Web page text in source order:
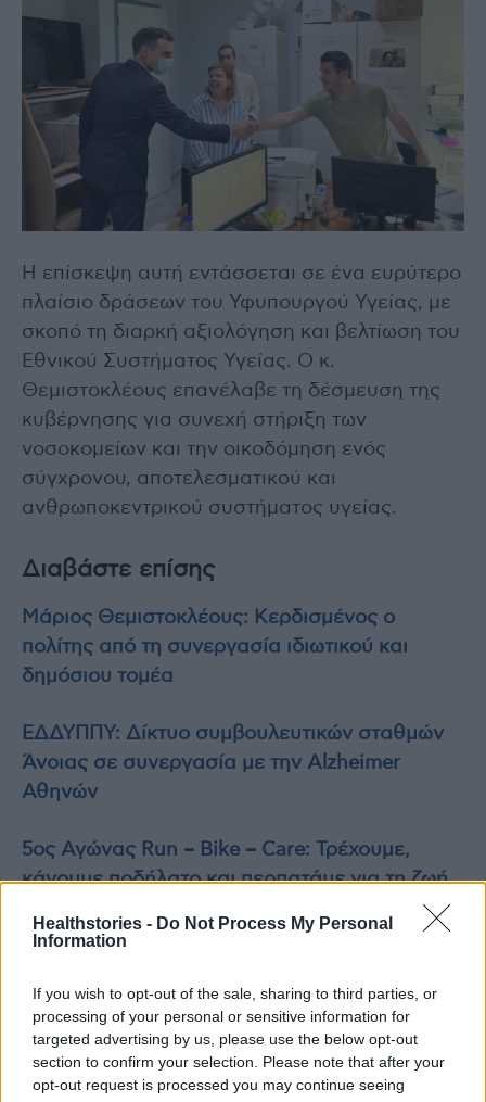
Healthstories - Do Not Process My Personal
Information
If you wish to opt-out of the sale, sharing to third parties, or
processing of your personal or sensitive information for
targeted advertising by us, please use the below opt-out
section to confirm your selection. Please note that after your
opt-out request is processed you may continue seeing
Η επίσκεψη αυτή εντάσσεται σε ένα ευρύτερο
πλαίσιο δράσεων του Υφυπουργού Υγείας, με
σκοπό τη διαρκή αξιολόγηση και βελτίωση του
Εθνικού Συστήματος Υγείας. Ο κ.
Θεμιστοκλέους επανέλαβε τη δέσμευση της
κυβέρνησης για συνεχή στήριξη των
νοσοκομείων και την οικοδόμηση ενός
σύγχρονου, αποτελεσματικού και
ανθρωποκεντρικού συστήματος υγείας.
Διαβάστε επίσης
Μάριος Θεμιστοκλέους: Kερδισμένος ο
πολίτης από τη συνεργασία ιδιωτικού και
δημόσιου τομέα
ΕΔΔΥΠΠΥ: Δίκτυο συμβουλευτικών σταθμών
Άνοιας σε συνεργασία με την Alzheimer
Αθηνών
5ος Αγώνας Run – Bike – Care: Τρέχουμε,
κάνουμε ποδήλατο και περπατάμε για τη ζωή
TAGS Μάριος Θεμιστοκλέους νοσοκομείο Χίου